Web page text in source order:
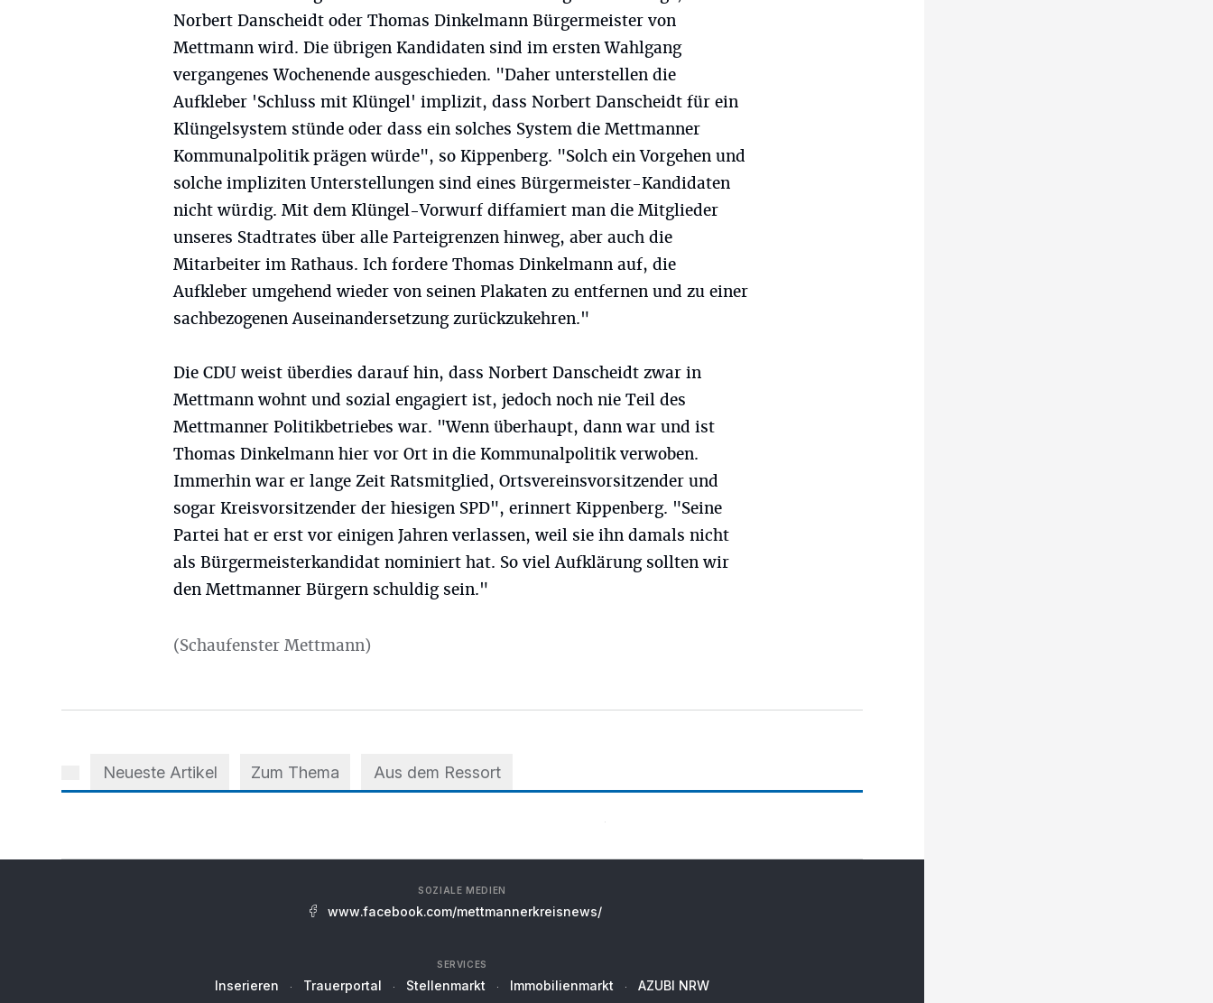
Norbert Danscheidt oder Thomas Dinkelmann Bürgermeister von
Mettmann wird. Die übrigen Kandidaten sind im ersten Wahlgang
vergangenes Wochenende ausgeschieden. "Daher unterstellen die
Aufkleber 'Schluss mit Klüngel' implizit, dass Norbert Danscheidt für ein
Klüngelsystem stünde oder dass ein solches System die Mettmanner
Kommunalpolitik prägen würde", so Kippenberg. "Solch ein Vorgehen und
solche impliziten Unterstellungen sind eines Bürgermeister-Kandidaten
nicht würdig. Mit dem Klüngel-Vorwurf diffamiert man die Mitglieder
unseres Stadtrates über alle Parteigrenzen hinweg, aber auch die
Mitarbeiter im Rathaus. Ich fordere Thomas Dinkelmann auf, die
Aufkleber umgehend wieder von seinen Plakaten zu entfernen und zu einer
sachbezogenen Auseinandersetzung zurückzukehren."
Die CDU weist überdies darauf hin, dass Norbert Danscheidt zwar in
Mettmann wohnt und sozial engagiert ist, jedoch noch nie Teil des
Mettmanner Politikbetriebes war. "Wenn überhaupt, dann war und ist
Thomas Dinkelmann hier vor Ort in die Kommunalpolitik verwoben.
Immerhin war er lange Zeit Ratsmitglied, Ortsvereinsvorsitzender und
sogar Kreisvorsitzender der hiesigen SPD", erinnert Kippenberg. "Seine
Partei hat er erst vor einigen Jahren verlassen, weil sie ihn damals nicht
als Bürgermeisterkandidat nominiert hat. So viel Aufklärung sollten wir
den Mettmanner Bürgern schuldig sein."
(Schaufenster Mettmann)
Neueste Artikel Zum Thema Aus dem Ressort
SOZIALE MEDIEN
www.facebook.com/mettmannerkreisnews/
SERVICES
Inserieren Trauerportal Stellenmarkt Immobilienmarkt AZUBI NRW